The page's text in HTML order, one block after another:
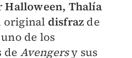
Halloween, Thalía
original disfraz de
uno de los
de Avengersy sus